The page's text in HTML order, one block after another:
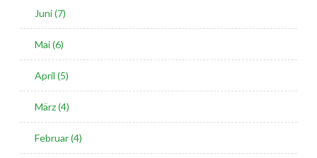
Juni (7)
Mai (6)
April (5)
März (4)
Februar (4)